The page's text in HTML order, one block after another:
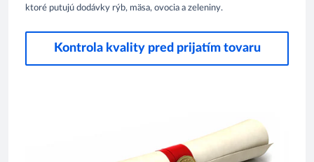
ktoré putujú dodávky rýb, mäsa, ovocia a zeleniny.
Kontrola kvality pred prijatím tovaru